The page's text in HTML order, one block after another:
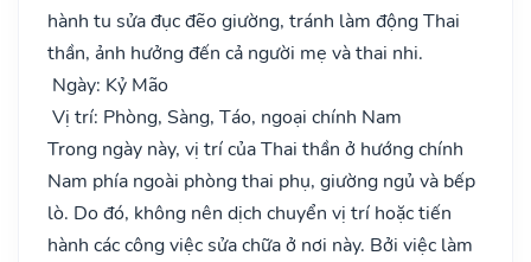
hành tu sửa đục đẽo giường, tránh làm động Thai
thần, ảnh hưởng đến cả người mẹ và thai nhi.
Ngày: Kỷ Mão
Vị trí: Phòng, Sàng, Táo, ngoại chính Nam
Trong ngày này, vị trí của Thai thần ở hướng chính
Nam phía ngoài phòng thai phụ, giường ngủ và bếp
lò. Do đó, không nên dịch chuyển vị trí hoặc tiến
hành các công việc sửa chữa ở nơi này. Bởi việc làm